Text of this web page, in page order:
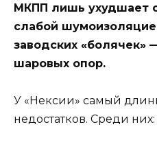
МКПП лишь ухудшает
слабой
заводских «болячек»
шаровых опор.
У «Нексии» самый
недостатков. Среди них: